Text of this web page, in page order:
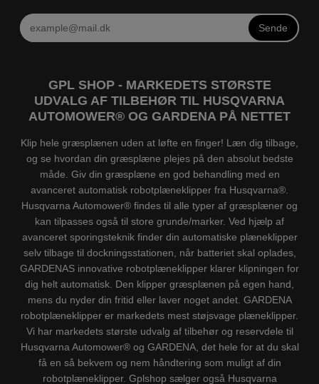
Sende
GPL SHOP - MARKEDETS STØRSTE
UDVALG AF TILBEHØR TIL HUSQVARNA
AUTOMOWER® OG GARDENA PÅ NETTET
Klip hele græsplænen uden at løfte en finger! Læn dig tilbage,
og se hvordan din græsplæne plejes på den absolut bedste
måde. Giv din græsplæne en god behandling med en
avanceret automatisk robotplæneklipper fra Husqvarna®.
Husqvarna Automower® findes til alle typer af græsplæner og
kan tilpasses også til store grunde/marker. Ved hjælp af
avanceret sporingsteknik finder din automatiske plæneklipper
selv tilbage til dockningsstationen, når batteriet skal oplades,
GARDENAS innovative robotplæneklipper klarer klipningen for
dig helt automatisk. Den klipper græsplænen på egen hand,
mens du nyder din fritid eller laver noget andet. GARDENA
robotplæneklipper er markedets mest støjsvage plæneklipper.
Vi har markedets største udvalg af tilbehør og reservdele til
Husqvarna Automower® og GARDENA, det hele for at du skal
få en så bekvem og nem håndtering som muligt af din
robotplæneklipper. Gplshop sælger også Husqvarna